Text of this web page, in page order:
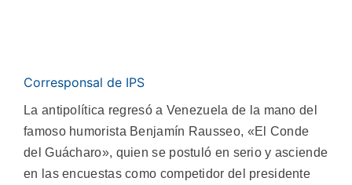
Corresponsal de IPS
La antipolítica regresó a Venezuela de la mano del
famoso humorista Benjamín Rausseo, «El Conde
del Guácharo», quien se postuló en serio y asciende
en las encuestas como competidor del presidente